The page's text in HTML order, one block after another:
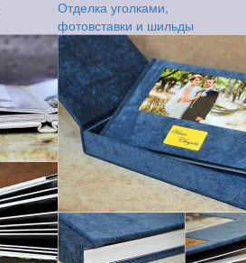
Отделка уголками,
фотовставки и шильды